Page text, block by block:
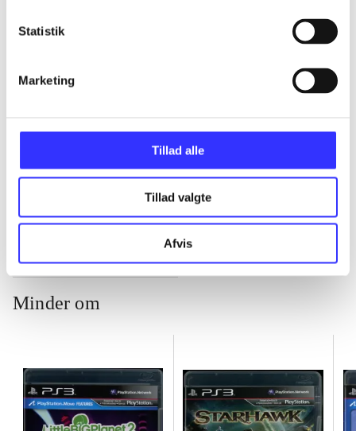
Statistik
Marketing
Tillad alle
Tillad valgte
Afvis
...
...
...
...
Minder om